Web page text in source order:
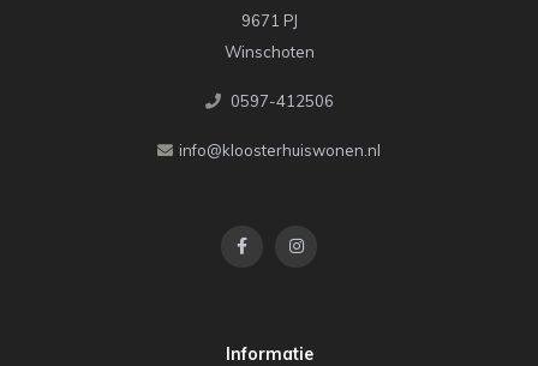
9671 PJ
Winschoten
0597-412506
info@kloosterhuiswonen.nl
Informatie